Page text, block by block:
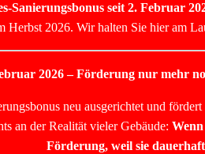
Sanierungsbonus seit 2. Februar
Herbst 2026. Wir halten Sie hier am
2026 – Förderung nur mehr
neu ausgerichtet und
an der Realität vieler Gebäude:
Förderung, weil sie